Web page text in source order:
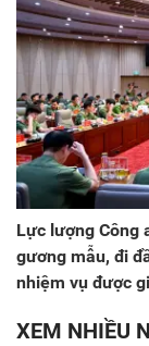
Lực lượng Công
gương mẫu, đi
nhiệm vụ được
XEM NHIỀU